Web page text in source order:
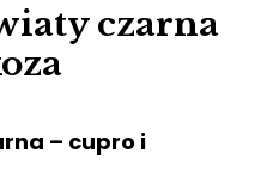
czarna
– cupro i